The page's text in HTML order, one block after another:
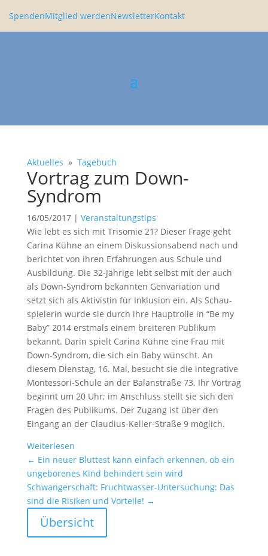
SpendenMitglied werdenNewsletterKontakt
Aktuelles » Tagebuch
Vortrag zum Down-
Syndrom
16/05/2017| Veranstaltungstips
Wie lebt es sich mit Trisomie 21? Dieser Frage geht
Carina Kühne an einem Diskus­si­ons­abend nach und
berichtet von ihren Erfah­rungen aus Schule und
Ausbil­dung. Die 32-Jährige lebt selbst mit der auch
als Down-Syndrom bekannten Genva­ria­tion und
setzt sich als Aktivistin für Inklu­sion ein. Als Schau­
spie­lerin wurde sie durch ihre Haupt­rolle in “Be my
Baby” 2014erstmals einem breiteren Publikum
bekannt. Darin spielt Carina Kühne eine Frau mit
Down-Syndrom, die sich ein Baby wünscht. An
diesem Dienstag, 16. Mai, besucht sie die integra­tive
Montessori-Schule an der Balan­straße 73. Ihr Vortrag
beginnt um 20Uhr; im Anschluss stellt sie sich den
Fragen des Publi­kums. Der Zugang ist über den
Eingang an der Claudius-Keller-Straße 9 möglich.
Weiter­lesen
← Ein neuer Bluttest kann einfach erkennen, ob ein
ungebo­renes Kind behin­dert sein wird
Schwan­ger­schaft: Frucht­wasser-Unter­su­chung: Das
sind die Risiken und Vorteile! →
Übersicht